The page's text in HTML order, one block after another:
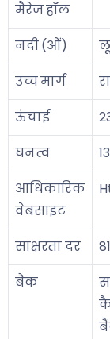
मैरेज हॉल
नदी (ओं)
उच्च मार्ग
ऊंचाई
घनत्व
आधिकारिक
वेबसाइट
साक्षरता दर
बैंक